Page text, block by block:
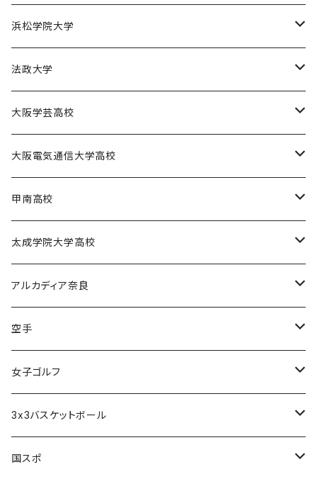
園田学園大学バスケットボール部
天理大学女子バスケットボール部
天理大学男子バレーボール部
天理大学女子ハンドボール部
同志社大学体育会バスケットボール部
同志社大学体育会サッカー部
浜松学院大学
浜松学院大学男子バスケットボール部
法政大学
法政大学バスケットボール部
大阪学芸高校
大阪学芸高校バスケットボール部
大阪電気通信大学高校
電通高硬式野球部
電通高男子バスケットボール部
甲南高校
甲南高校男子バスケットボール部
甲南高校野球部
太成学院大学高校
太成学院高校男子バスケットボール部
アルカディア奈良
アルカディア奈良 - 公式グッズ -
アルカディア奈良 - ファンクラブ入会 -
空手
橋本大夢
女子ゴルフ
久世 夏乃香
3x3バスケットボール
奈良グレートブッターズ
国スポ